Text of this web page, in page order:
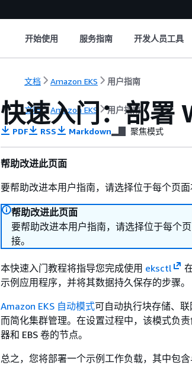
开始使用 服务指南 开发人员工具
文档 Amazon EKS 用户指南
文档 Amazon EKS 用户指南
快速入门：部署
PDF RSS Markdown 聚焦模式
帮助改进此页面
要帮助改进本用户指南，请选择位于每个页
帮助改进此页面
要帮助改进本用户指南，请选择位于每个
接。
本快速入门教程将指导您完成使用 eksctl
示例应用程序，并将其数据持久保存的步骤。
Amazon EKS 自动模式可自动执行块存储、
而简化集群管理。在设置过程中，该模式负
器和 EBS 卷的节点。
总之，您将部署一个示例工作负载，其中包